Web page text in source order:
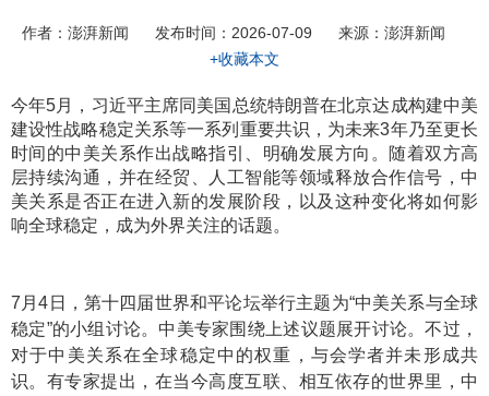
作者：澎湃新闻 发布时间：2026-07-09
来源：澎湃新闻
+收藏本文
今年5月，习近平主席同美国总统特朗普在北京达成构建中美
建设性战略稳定关系等一系列重要共识，为未来3年乃至更长
时间的中美关系作出战略指引、明确发展方向。随着双方高
层持续沟通，并在经贸、人工智能等领域释放合作信号， 中
美关系是否正在进入新的发展阶段，以及这种变化将如何影
响全球稳定，成为外界关注的话题。
7月4日，第十四届世界和平论坛举行主题为“中美关系与全球
稳定”的小组讨论。中美专家围绕上述议题展开讨论。不过，
对于中美关系在全球稳定中的权重，与会学者并未形成共
识。有专家提出，在当今高度互联、相互依存的世界里，中